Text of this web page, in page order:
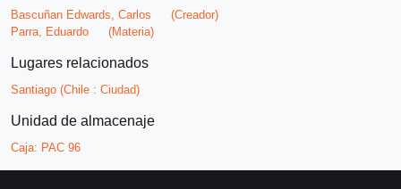
Bascuñan Edwards, Carlos
(Creador)
Parra, Eduardo
(Materia)
Lugares relacionados
Santiago (Chile : Ciudad)
Unidad de almacenaje
Caja: PAC 96